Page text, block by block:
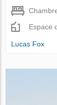
Espace
Lucas Fox